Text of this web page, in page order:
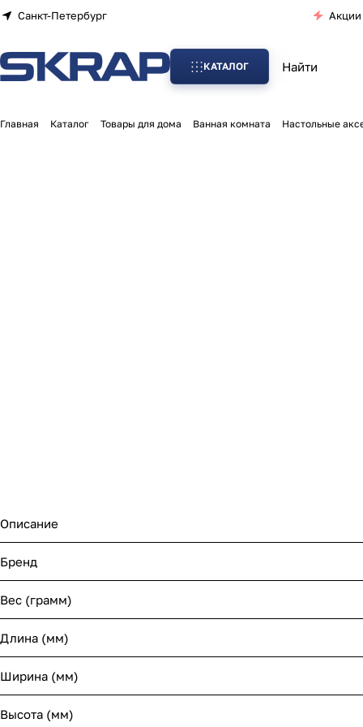
Санкт-Петербург Акции
КАТАЛОГ
Главная Каталог Товары для дома Ванная комната Настольные
Описание
Бренд
Вес (грамм)
Длина (мм)
Ширина (мм)
Высота (мм)